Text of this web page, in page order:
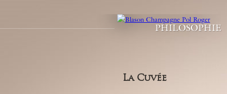
PHILOSOPHIE
La Cuvée